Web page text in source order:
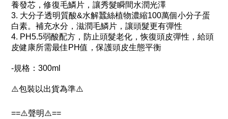
養發芯，修復毛鱗片，讓秀髮瞬間水潤光澤
3. 大分子透明質酸&水解蠶絲植物濃縮100萬個小分子蛋
白素。補充水分，滋潤毛鱗片，讓頭髮更有彈性
4. PH5.5弱酸配方，防止頭髮老化，恢復頭皮彈性，給頭
皮健康所需最佳PH值，保護頭皮生態平衡
-規格：300ml
⚠️包裝以出貨為準⚠️
==⚠️聲明⚠️==